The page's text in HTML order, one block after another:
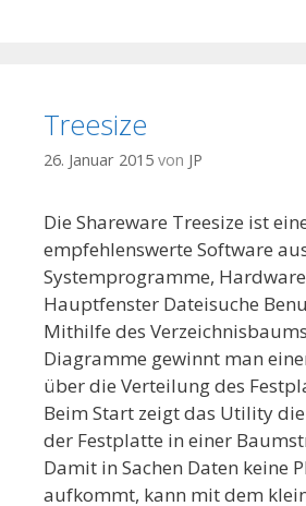
Treesize
26. Januar 2015 von JP
Die Shareware Treesize ist
empfehlenswerte Software
Systemprogramme,
Hauptfenster Dateisuche
Mithilfe des
Diagramme gewinnt man
über die Verteilung des
Beim Start zeigt das Utility
der Festplatte in einer
Damit in Sachen Daten keine
aufkommt, kann mit dem